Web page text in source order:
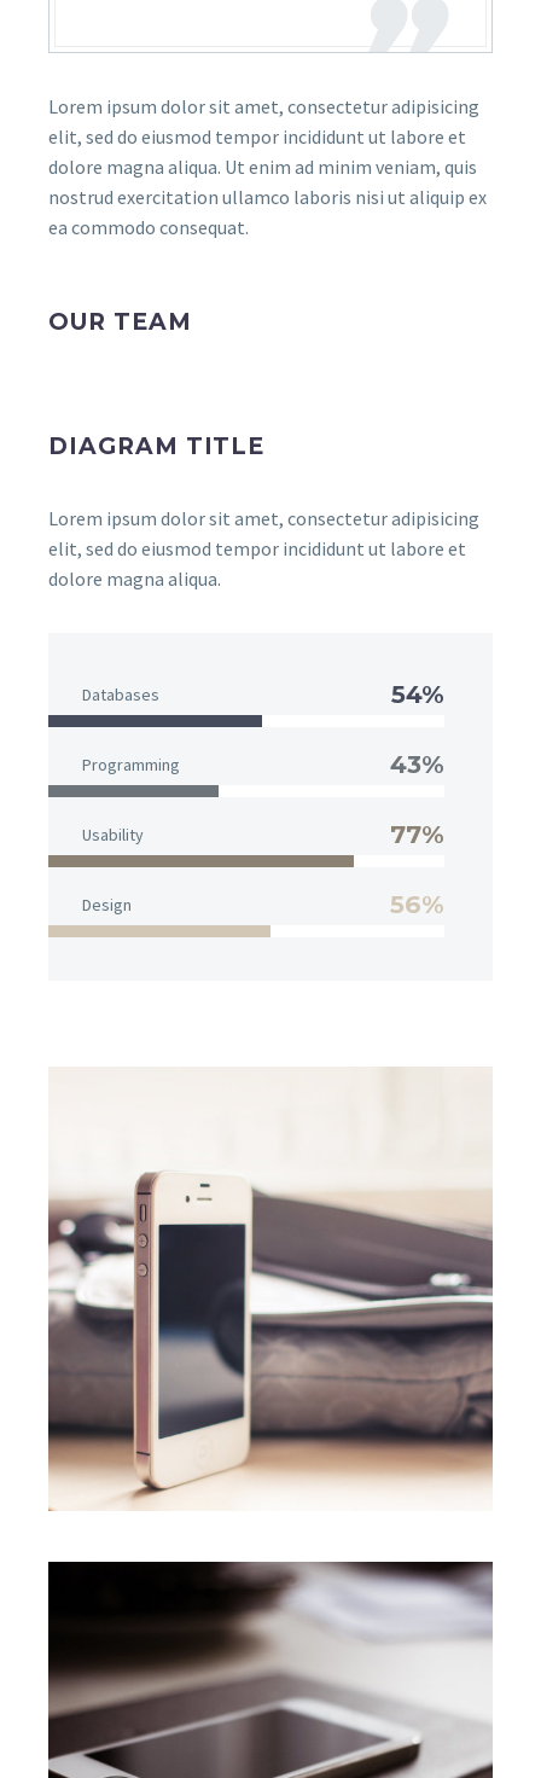
Lorem ipsum dolor sit amet, consectetur adipisicing
elit, sed do eiusmod tempor incididunt ut labore et
dolore magna aliqua. Ut enim ad minim veniam, quis
nostrud exercitation ullamco laboris nisi ut aliquip ex
ea commodo consequat.
OUR TEAM
DIAGRAM TITLE
Lorem ipsum dolor sit amet, consectetur adipisicing
elit, sed do eiusmod tempor incididunt ut labore et
dolore magna aliqua.
Databases 54%
Programming 43%
Usability 77%
Design 56%